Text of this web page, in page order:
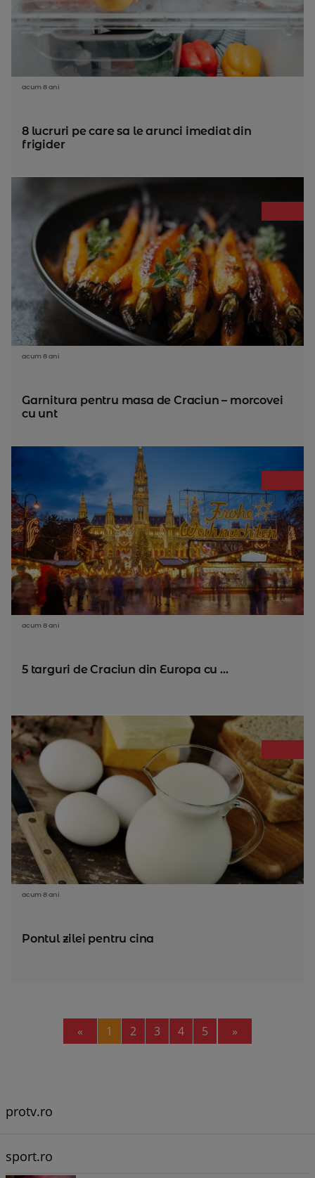
acum 8 ani
8 lucruri pe care sa le arunci imediat din
frigider
acum 8 ani
Garnitura pentru masa de Craciun – morcovei
cu unt
acum 8 ani
5 targuri de Craciun din Europa cu ...
acum 8 ani
Pontul zilei pentru cina
« Previous
1 2 3 4 5 »
protv.ro
sport.ro